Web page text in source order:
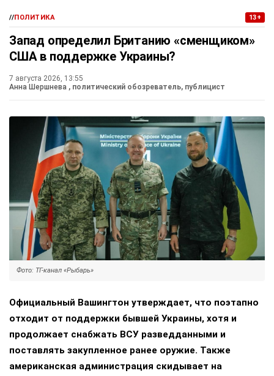
//ПОЛИТИКА 13+
Запад определил Британию «сменщиком»
США в поддержке Украины?
7 августа 2026, 13:55
Анна Шершнева , политический обозреватель, публицист
Фото: ТГ-канал «Рыбарь»
Официальный Вашингтон утверждает, что поэтапно
отходит от поддержки бывшей Украины, хотя и
продолжает снабжать ВСУ разведданными и
поставлять закупленное ранее оружие. Также
американская администрация скидывает на